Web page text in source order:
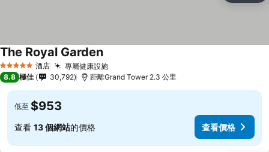
5 星級 酒店 專屬健康設施
The Royal Garden
8.8 極佳 30,792 距離Grand Tower 2.3 公里
低至 $953
查看 13 個網站的價格 查看價格